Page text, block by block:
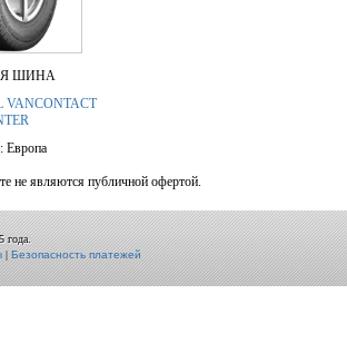
ШИНА
VANCONTACT
Европа
не являются публичной офертой.
года.
|Безопасность платежей